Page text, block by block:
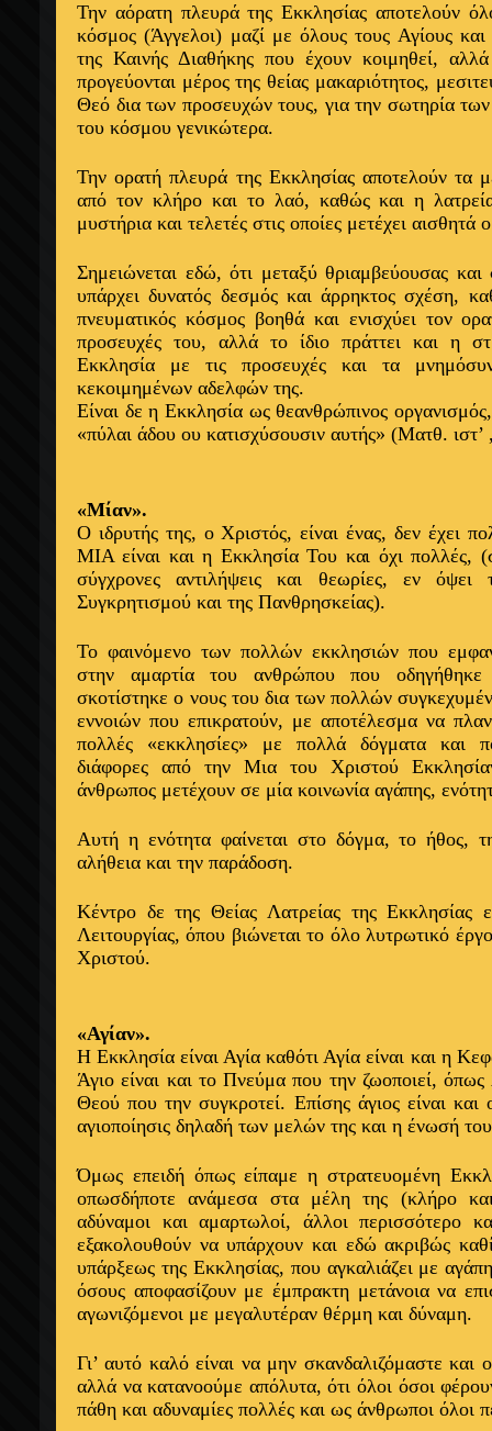
Την αόρατη πλευρά της Εκκλησίας αποτελούν
κόσμος (Άγγελοι) μαζί με όλους τους Αγίους και
της Καινής Διαθήκης που έχουν κοιμηθεί,
προγεύονται μέρος της θείας μακαριότητος,
Θεό δια των προσευχών τους, για την σωτηρία
του κόσμου γενικώτερα.
Την ορατή πλευρά της Εκκλησίας αποτελούν τα
από τον κλήρο και το λαό, καθώς και η
μυστήρια και τελετές στις οποίες μετέχει αισθητά
Σημειώνεται εδώ, ότι μεταξύ θριαμβεύουσας και
υπάρχει δυνατός δεσμός και άρρηκτος σχέση,
πνευματικός κόσμος βοηθά και ενισχύει τον
προσευχές του, αλλά το ίδιο πράττει και η
Εκκλησία με τις προσευχές και τα
κεκοιμημένων αδελφών της.
Είναι δε η Εκκλησία ως θεανθρώπινος
«πύλαι άδου ου κατισχύσουσιν αυτής» (Ματθ. ιστ’
«Μίαν».
Ο ιδρυτής της, ο Χριστός, είναι ένας, δεν έχει
ΜΙΑ είναι και η Εκκλησία Του και όχι πολλές,
σύγχρονες αντιλήψεις και θεωρίες, εν όψει
Συγκρητισμού και της Πανθρησκείας).
Το φαινόμενο των πολλών εκκλησιών που
στην αμαρτία του ανθρώπου που
σκοτίστηκε ο νους του δια των πολλών
εννοιών που επικρατούν, με αποτέλεσμα να
πολλές «εκκλησίες» με πολλά δόγματα και
διάφορες από την Μια του Χριστού
άνθρωπος μετέχουν σε μία κοινωνία αγάπης,
Αυτή η ενότητα φαίνεται στο δόγμα, το ήθος,
αλήθεια και την παράδοση.
Κέντρο δε της Θείας Λατρείας της Εκκλησίας
Λειτουργίας, όπου βιώνεται το όλο λυτρωτικό
Χριστού.
«Αγίαν».
Η Εκκλησία είναι Αγία καθότι Αγία είναι και η
Άγιο είναι και το Πνεύμα που την ζωοποιεί, όπως
Θεού που την συγκροτεί. Επίσης άγιος είναι
αγιοποίησις δηλαδή των μελών της και η ένωσή
Όμως επειδή όπως είπαμε η στρατευομένη
οπωσδήποτε ανάμεσα στα μέλη της (κλήρο
αδύναμοι και αμαρτωλοί, άλλοι περισσότερο
εξακολουθούν να υπάρχουν και εδώ ακριβώς
υπάρξεως της Εκκλησίας, που αγκαλιάζει με
όσους αποφασίζουν με έμπρακτη μετάνοια να
αγωνιζόμενοι με μεγαλυτέραν θέρμη και δύναμη.
Γι’ αυτό καλό είναι να μην σκανδαλιζόμαστε και
αλλά να κατανοούμε απόλυτα, ότι όλοι όσοι
πάθη και αδυναμίες πολλές και ως άνθρωποι όλοι